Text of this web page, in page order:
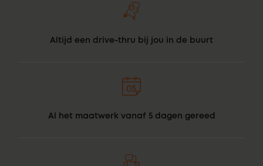
Altijd een drive-thru bij jou in de buurt
Al het maatwerk vanaf 5 dagen gereed